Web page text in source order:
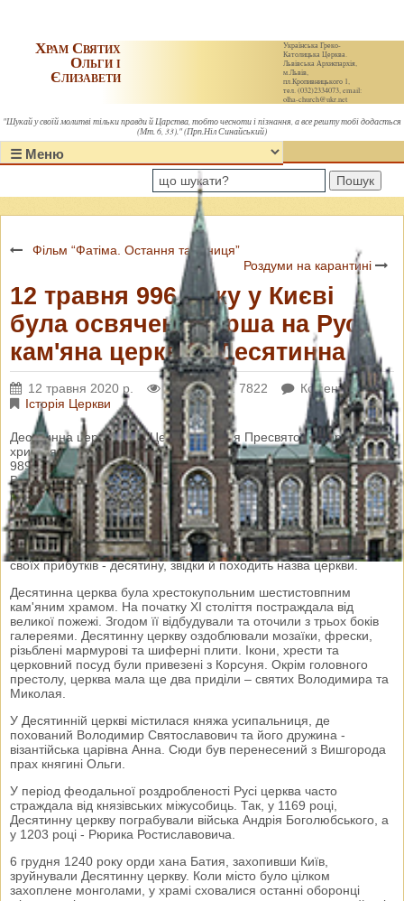
Українська Греко-
Католицька Церква.
Львівська Архиєпархія,
м.Львів,
пл.Кропивницького 1,
тел. (032)2334073, email:
olha-church@ukr.net
Храм Святих
Ольги і
Єлизавети
"Шукай у своїй молитві тільки правди й Царства, тобто чесноти і пізнання, а все решту тобі додасться
(Мт. 6, 33)." (Прп.Ніл Синайський)
Пошук
Фільм “Фатіма. Остання таємниця”
Роздуми на карантині
12 травня 996 року у Києві
була освячена перша на Русі
кам'яна церква - Десятинна
12 травня 2020 р. Переглядів: 7822
Коментарі: 0
Історія Церкви
Десятинна церква, або Церква Успіння Пресвятої Богородиці -
християнська церква, зведена на Старокиївській горі в Києві у
989—996 роках. Присвячена Успінню Пресвятої Богородиці.
Вважається першою кам'яною церквою Київської Русі. Була
розташована біля міської брами.
Споруджена Десятинна церква у 989-996 роках на території
Київського дитинця князем Володимиром Святославовичем,
котрий на її побудову та утримання виділив десяту частину
своїх прибутків - десятину, звідки й походить назва церкви.
Десятинна церква була хрестокупольним шестистовпним
кам'яним храмом. На початку XI століття постраждала від
великої пожежі. Згодом її відбудували та оточили з трьох боків
галереями. Десятинну церкву оздоблювали мозаїки, фрески,
різьблені мармурові та шиферні плити. Ікони, хрести та
церковний посуд були привезені з Корсуня. Окрім головного
престолу, церква мала ще два приділи – святих Володимира та
Миколая.
У Десятинній церкві містилася княжа усипальниця, де
похований Володимир Святославович та його дружина -
візантійська царівна Анна. Сюди був перенесений з Вишгорода
прах княгині Ольги.
У період феодальної роздробленості Русі церква часто
страждала від князівських міжусобиць. Так, у 1169 році,
Десятинну церкву пограбували війська Андрія Боголюбського, а
у 1203 році - Рюрика Ростиславовича.
6 грудня 1240 року орди хана Батия, захопивши Київ,
зруйнували Десятинну церкву. Коли місто було цілком
захоплене монголами, у храмі сховалися останні оборонці